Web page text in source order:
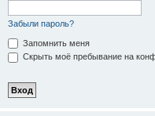
Забыли пароль?
Запомнить меня
Скрыть моё пребывание на